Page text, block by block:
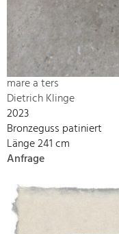
mare a ters
Dietrich Klinge
2023
Bronzeguss patiniert
Länge 241 cm
Anfrage